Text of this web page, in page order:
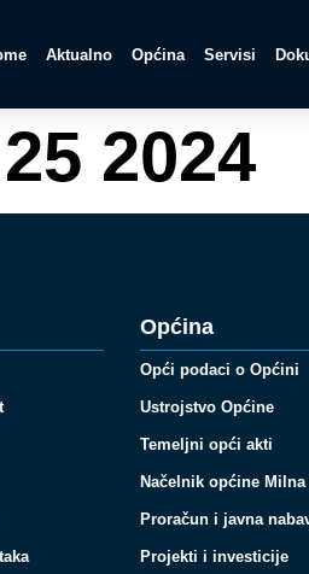
Aktualno Općina Servisi
2024
Općina
Opći podaci o Općini
Ustrojstvo Općine
Temeljni opći akti
Načelnik općine Milna
Proračun i javna
Projekti i investicije